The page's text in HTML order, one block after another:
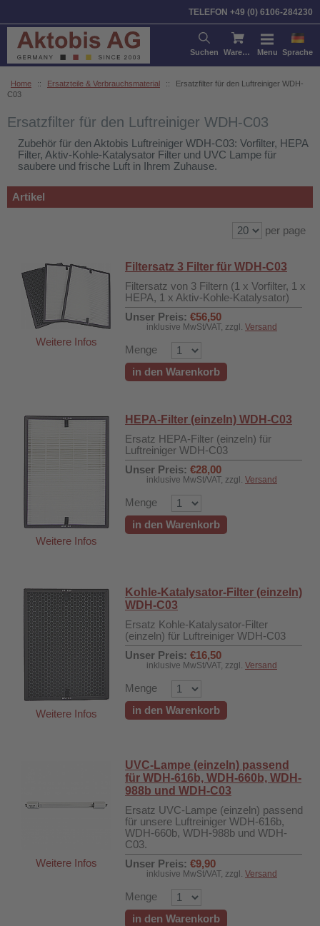
TELEFON +49 (0) 6106-284230
Suchen Warenkorb Menu Sprache
626L
Home :: Ersatzteile & Verbrauchsmaterial ::
Ersatzfilter für den Luftreiniger WDH-
C03
Ersatzfilter für den Luftreiniger WDH-C03
Zubehör für den Aktobis Luftreiniger WDH-C03: Vorfilter, HEPA
Filter, Aktiv-Kohle-Katalysator Filter und UVC Lampe für
saubere und frische Luft in Ihrem Zuhause.
Artikel
Sortieren nach: Artikel Preis
per page
Weitere Infos
Filtersatz 3 Filter für WDH-C03
Filtersatz von 3 Filtern (1 x Vorfilter, 1 x
HEPA, 1 x Aktiv-Kohle-Katalysator)
Unser Preis: €56,50
inklusive MwSt/VAT, zzgl. Versand
Menge
in den Warenkorb
Weitere Infos
HEPA-Filter (einzeln) WDH-C03
Ersatz HEPA-Filter (einzeln) für
Luftreiniger WDH-C03
Unser Preis: €28,00
inklusive MwSt/VAT, zzgl. Versand
Menge
in den Warenkorb
Weitere Infos
Kohle-Katalysator-Filter (einzeln)
WDH-C03
Ersatz Kohle-Katalysator-Filter
(einzeln) für Luftreiniger WDH-C03
Unser Preis: €16,50
inklusive MwSt/VAT, zzgl. Versand
Menge
in den Warenkorb
Weitere Infos
UVC-Lampe (einzeln) passend
für WDH-616b, WDH-660b, WDH-
988b und WDH-C03
Ersatz UVC-Lampe (einzeln) passend
für unsere Luftreiniger WDH-616b,
WDH-660b, WDH-988b und WDH-
C03.
Unser Preis: €9,90
inklusive MwSt/VAT, zzgl. Versand
Menge
in den Warenkorb